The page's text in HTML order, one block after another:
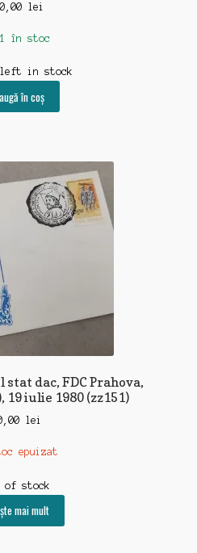
lei
1 în stoc
left in stock
în coș
dac, FDC Prahova,
iulie 1980 (zz151)
lei
epuizat
of stock
mai mult